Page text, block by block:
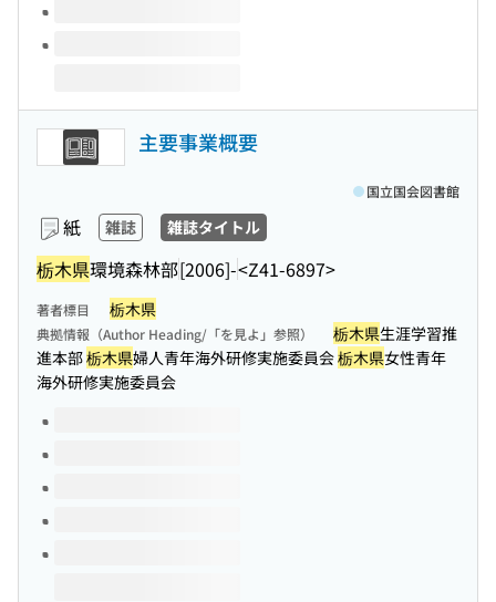
主要事業概要
紙 雑誌 雑誌タイトル
栃木県環境森林部[2006]-<Z41-6897>
国立国会図書館
著者標目 栃木県
典拠情報（Author Heading/「を見よ」参照） 栃木県生涯学習推
進本部栃木県婦人青年海外研修実施委員会栃木県女性青年
海外研修実施委員会
このタイトルの巻号